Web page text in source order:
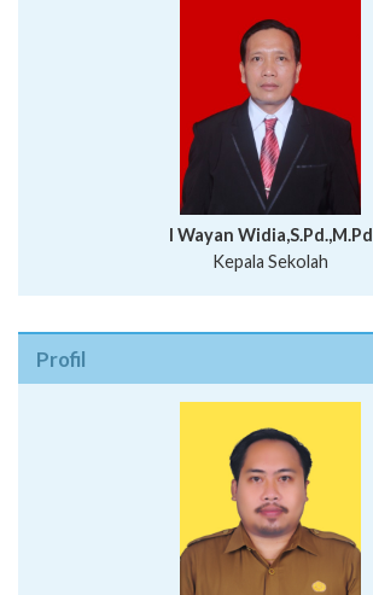
I Wayan Widia,S.Pd.,M.Pd
Kepala Sekolah
Profil